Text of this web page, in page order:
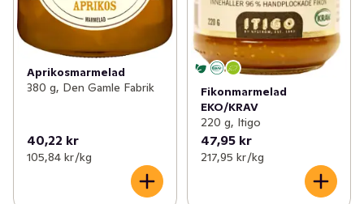
Aprikosmarmelad
380 g, Den Gamle Fabrik
40,22 kr
105,84 kr /kg
Fikonmarmelad
EKO/KRAV
220 g, Itigo
47,95 kr
217,95 kr /kg